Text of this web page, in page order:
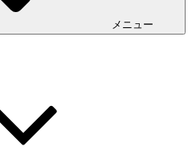
メニュー